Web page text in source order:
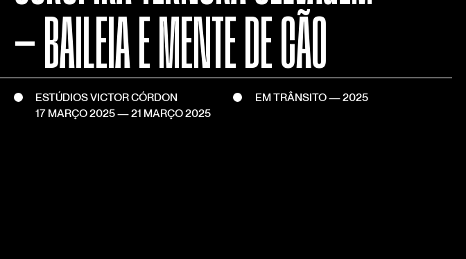
— BAILEIA E MENTE DE CÃO
ESTÚDIOS VICTOR CÓRDON
17 MARÇO 2025—21 MARÇO 2025
EM TRÂNSITO — 2025